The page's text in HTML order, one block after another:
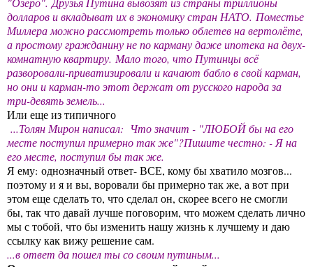
долларов и вкладыват их в экономику стран НАТО. Поместье
Миллера можно рассмотреть только облетев на вертолёте,
а простому гражданину не по карману даже ипотека на двух-
комнатную квартиру. Мало того, что Путинцы всё
разворовали-приватизировали и качают бабло в свой карман,
но они и карман-то этот держат от русского народа за
три-девять земель...
Или еще из типичного
...Толян Мирон написал: Что значит - "ЛЮБОЙ бы на его
месте поступил примерно так же"?Пишите честно: - Я на
его месте, поступил бы так же.
Я ему: однозначный ответ- ВСЕ, кому бы хватило мозгов...
поэтому и я и вы, воровали бы примерно так же, а вот при
этом еще сделать то, что сделал он, скорее всего не смогли
бы, так что давай лучше поговорим, что можем сделать лично
мы с тобой, что бы изменить нашу жизнь к лучшему и даю
ссылку как вижу решение сам.
...в ответ да пошел ты со своим путиным...